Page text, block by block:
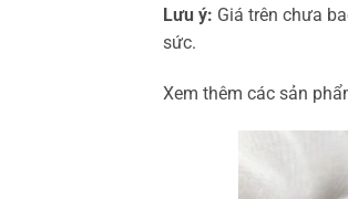
Lưu ý: Giá trên chưa
sức.
Xem thêm các sản